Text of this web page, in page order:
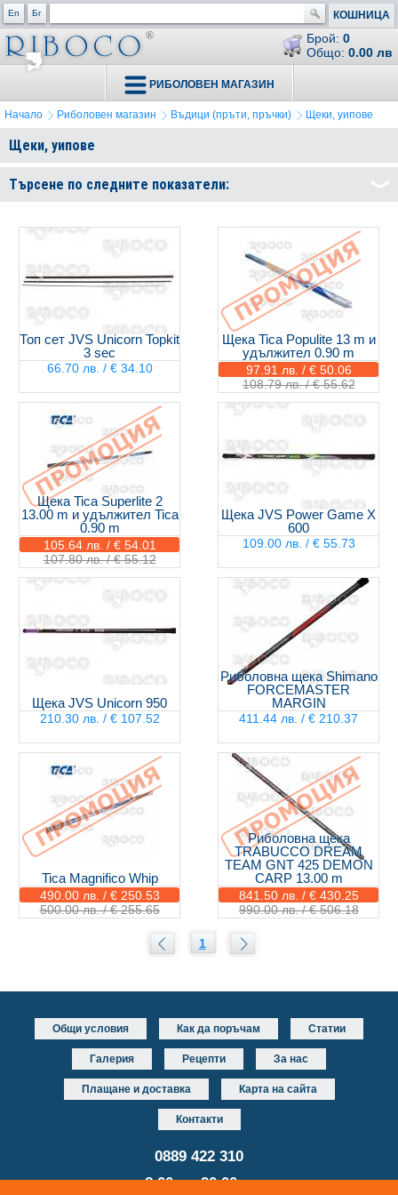
En Бг КОШНИЦА
Брой: 0
Общо: 0.00 лв
РИБОЛОВЕН МАГАЗИН
Начало Риболовен магазин Въдици (пръти, пръчки) Щеки, уипове
Щеки, уипове
Търсене по следните показатели:
Топ сет JVS Unicorn Topkit
3 sec
66.70 лв. / € 34.10
Щека Tica Populite 13 m и
удължител 0.90 m
97.91 лв. / € 50.06
108.79 лв. / € 55.62
Щека Tica Superlite 2
13.00 m и удължител Tica
0.90 m
105.64 лв. / € 54.01
107.80 лв. / € 55.12
Щека JVS Power Game X
600
109.00 лв. / € 55.73
Щека JVS Unicorn 950
210.30 лв. / € 107.52
Риболовна щека Shimano
FORCEMASTER
MARGIN
411.44 лв. / € 210.37
Tica Magnifico Whip
490.00 лв. / € 250.53
500.00 лв. / € 255.65
Риболовна щека
TRABUCCO DREAM
TEAM GNT 425 DEMON
CARP 13.00 m
841.50 лв. / € 430.25
990.00 лв. / € 506.18
1
Общи условия Как да поръчам Статии
Галерия Рецепти За нас
Плащане и доставка Карта на сайта
Контакти
0889 422 310
от 8.00 до 20.00 часа